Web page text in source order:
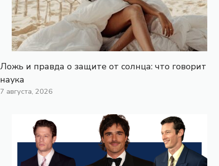
Ложь и правда о защите от солнца: что говорит
наука
7 августа, 2026